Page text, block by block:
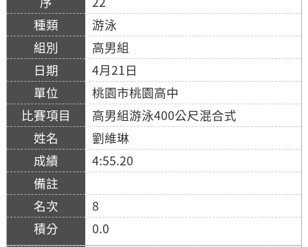
游泳
高男組
4月21日
桃園市桃園高中
高男組游泳400公尺混合式
劉維琳
4:55.20
8
0.0